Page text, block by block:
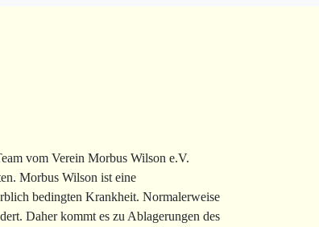
vom Verein Morbus Wilson e.V.
Morbus Wilson ist eine
bedingten Krankheit. Normalerweise
Daher kommt es zu Ablagerungen des